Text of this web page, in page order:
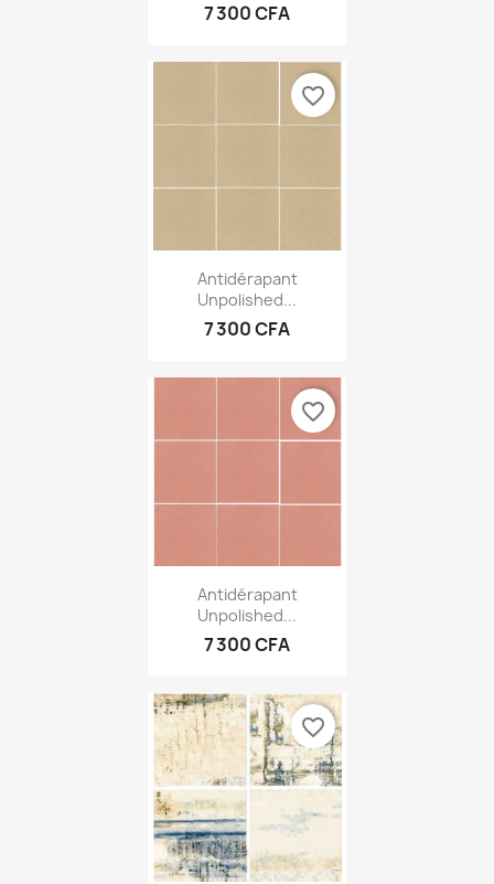
7 300 CFA
Antidérapant
Unpolished...
7 300 CFA
favorite_border
Antidérapant
Unpolished...
7 300 CFA
favorite_border
favorite_border